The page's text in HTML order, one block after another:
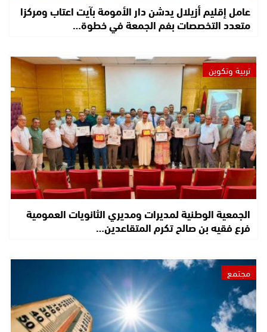
عامل إقليم أزيلال يدشن دار الأمومة بآيت اعتاب ومركزا
متعدد التخصصات بفم الجمعة في خطوة…
تربية وتكوين
الجمعية الوطنية لمديرات ومديري الثانويات العمومية
فرع فقيه بن صالح تكرم المتقاعدين…
مجتمع